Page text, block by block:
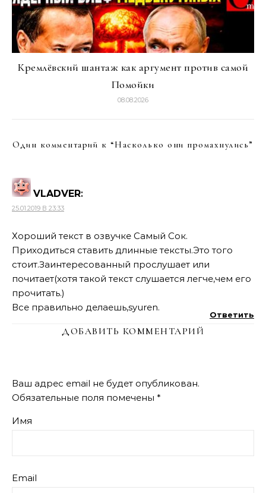
Кремлёвский шантаж как аргумент против самой
Помойки
08.08.2026
Один комментарий к “Насколько они промахнулись”
VLADVER:
25.01.2019 В 23:33
Хороший текст в озвучке Самый Сок.
Приходиться ставить длинные тексты.Это того
стоит.Заинтересованный прослушает или
почитает(хотя такой текст слушается легче,чем его
прочитать.)
Все правильно делаешь,syuren.
Ответить
ДОБАВИТЬ КОММЕНТАРИЙ
Ваш адрес email не будет опубликован.
Обязательные поля помечены *
Имя
Email